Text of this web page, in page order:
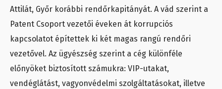
Attilát, Győr korábbi rendőrkapitányát. A vád szerint a
Patent Csoport vezetői éveken át korrupciós
kapcsolatot építettek ki két magas rangú rendőri
vezetővel. Az ügyészség szerint a cég különféle
előnyöket biztosított számukra: VIP-utakat,
vendéglátást, vagyonvédelmi szolgáltatásokat, illetve